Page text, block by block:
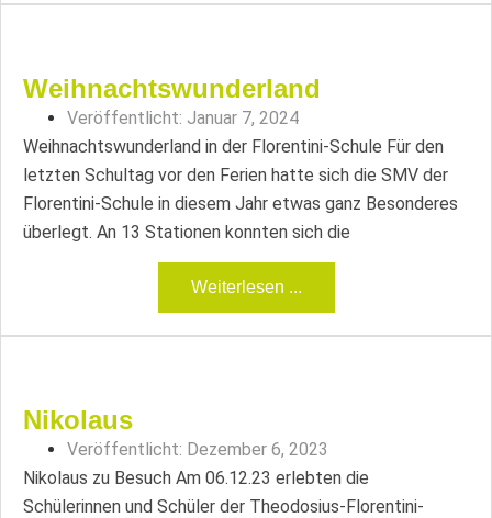
Weihnachtswunderland
Veröffentlicht: Januar 7, 2024
Weihnachtswunderland in der Florentini-Schule Für den
letzten Schultag vor den Ferien hatte sich die SMV der
Florentini-Schule in diesem Jahr etwas ganz Besonderes
überlegt. An 13 Stationen konnten sich die
Weiterlesen ...
Nikolaus
Veröffentlicht: Dezember 6, 2023
Nikolaus zu Besuch Am 06.12.23 erlebten die
Schülerinnen und Schüler der Theodosius-Florentini-